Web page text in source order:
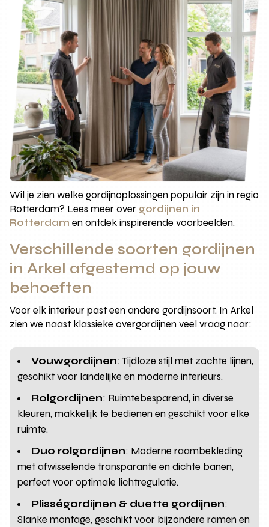
Wil je zien welke gordijnoplossingen populair zijn in regio
Rotterdam? Lees meer over gordijnen in
Rotterdam en ontdek inspirerende voorbeelden.
Verschillende soorten gordijnen
in Arkel afgestemd op jouw
behoeften
Voor elk interieur past een andere gordijnsoort. In Arkel
zien we naast klassieke overgordijnen veel vraag naar:
Vouwgordijnen: Tijdloze stijl met zachte lijnen,
geschikt voor landelijke en moderne interieurs.
Rolgordijnen: Ruimtebesparend, in diverse
kleuren, makkelijk te bedienen en geschikt voor elke
ruimte.
Duo rolgordijnen: Moderne raambekleding
met afwisselende transparante en dichte banen,
perfect voor optimale lichtregulatie.
Plisségordijnen & duette gordijnen:
Slanke montage, geschikt voor bijzondere ramen en